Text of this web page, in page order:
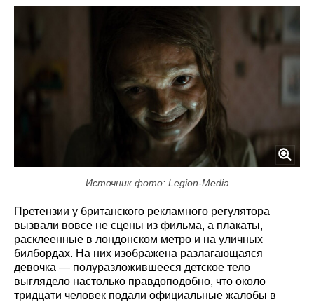
Источник фото: Legion-Media
Претензии у британского рекламного регулятора
вызвали вовсе не сцены из фильма, а плакаты,
расклеенные в лондонском метро и на уличных
билбордах. На них изображена разлагающаяся
девочка — полуразложившееся детское тело
выглядело настолько правдоподобно, что около
тридцати человек подали официальные жалобы в